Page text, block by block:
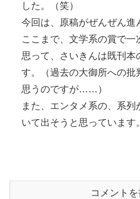
した。（笑）
今回は、原稿がぜんぜん進
ここまで、文学系の賞で一
思って、さいきんは既刊本
す。（過去の大御所への批
思うのですが……）
また、エンタメ系の、系
いて出そうと思っています。
コメント